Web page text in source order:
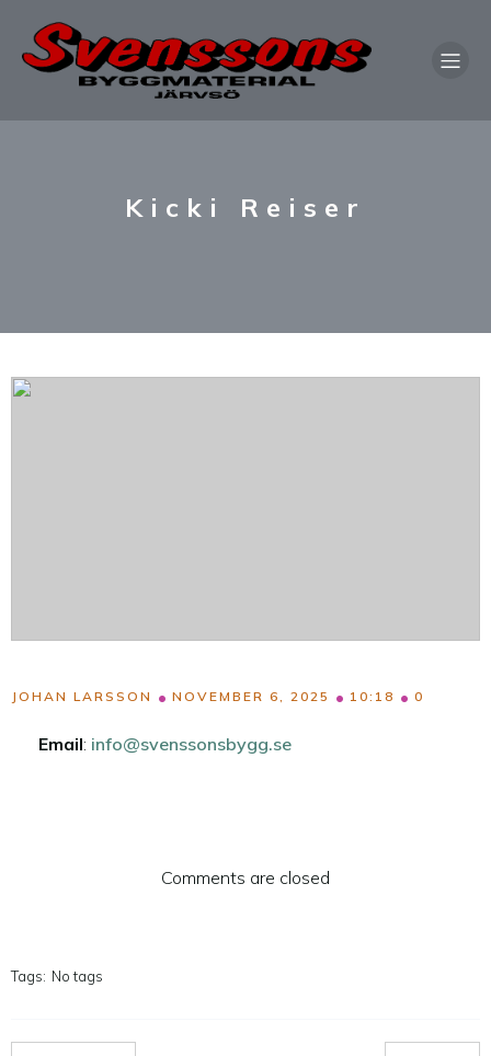
Kicki Reiser
JOHAN LARSSON • NOVEMBER 6, 2025 • 10:18 • 0
Email: info@svenssonsbygg.se
Comments are closed
Tags: No tags